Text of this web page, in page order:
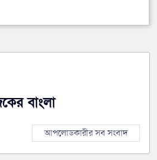
বাংলা
আপলোডকারীর সব সংবাদ